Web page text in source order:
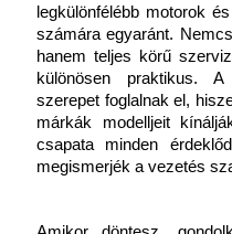
legkülönfélébb motorok
számára egyaránt.
hanem teljes körű
különösen praktikus.
szerepet foglalnak el,
márkák modelljeit
csapata minden
megismerjék a vezetés